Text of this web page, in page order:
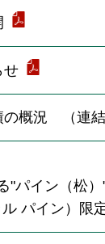
せ
の概況 （連結
"パイン（松
パイン）限